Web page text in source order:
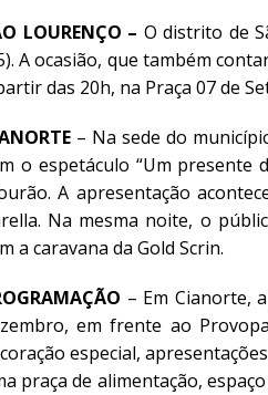
LOURENÇO – O distrito de
A ocasião, que também
das 20h, na Praça 07 de
– Na sede do
o espetáculo “Um presente
A apresentação
Na mesma noite, o
a caravana da Gold Scrin.
– Em Cianorte,
em frente ao
especial,
praça de alimentação,